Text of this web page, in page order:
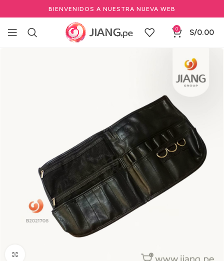
BIENVENIDOS A NUESTRA NUEVA WEB
0 S/0.00
Herramientas de Barbería